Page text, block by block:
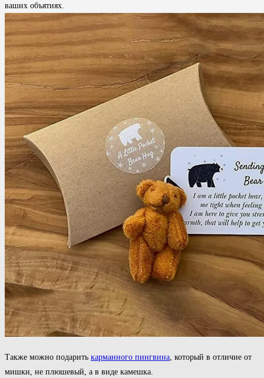
ваших объятиях.
Также можно подарить карманного пингвина, который в отличие от
мишки, не плюшевый, а в виде камешка.